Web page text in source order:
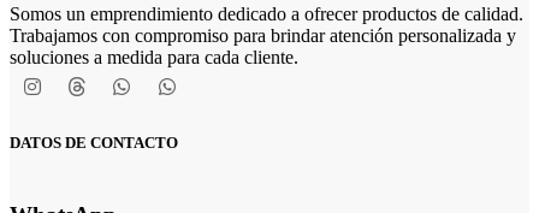
producto
Somos un emprendimiento dedicado a ofrecer productos de calidad.
Trabajamos con compromiso para brindar atención personalizada y
soluciones a medida para cada cliente.
DATOS DE CONTACTO